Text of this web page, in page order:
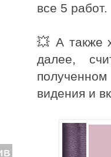
все 5 работ.
💥 А также
далее,
видения и